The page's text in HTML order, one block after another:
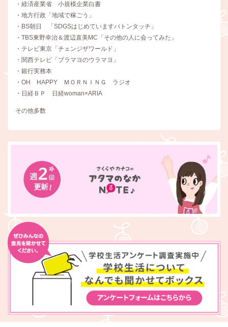
・経済産業省 小規模企業白書
・地方行政「地域で稼ごう」
・BS朝日 「SDGSはじめていますバトンタッチ」
・TBS東野幸治＆渡辺直美MC「その他の人に会ってみた」
・テレビ東京「チェンジザワールド」
・関西テレビ「ブラマヨのウラマヨ」
・銀行実務本
・OH HAPPY ＭＯＲＮＩＮＧ ラジオ
・日経ＢＰ 日経woman×ARIA
その他多数